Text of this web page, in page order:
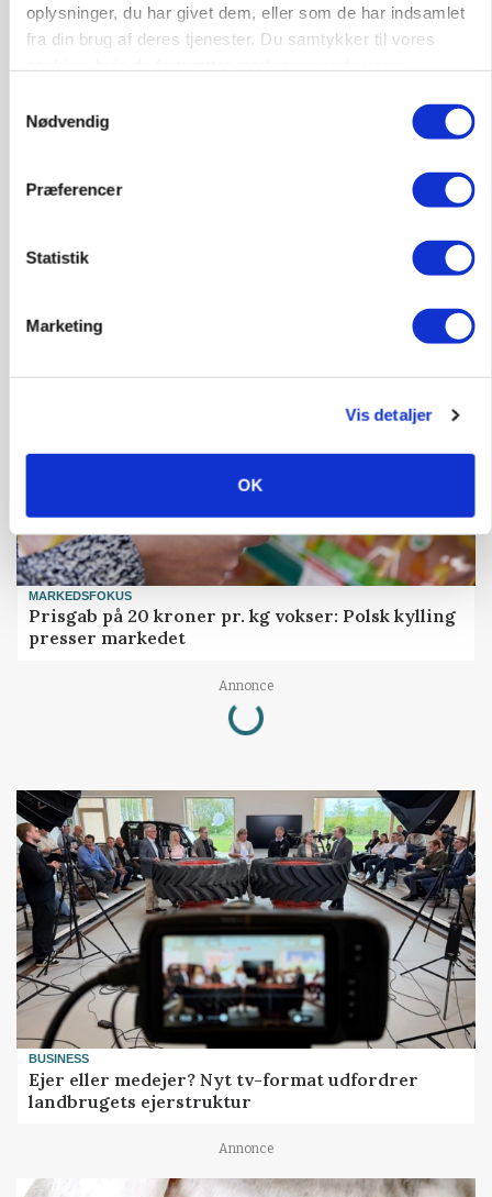
oplysninger, du har givet dem, eller som de har indsamlet
fra din brug af deres tjenester. Du samtykker til vores
Nødvendig
Præferencer
Statistik
Marketing
Vis detaljer
OK
LEDER
Kun landbruget selv kan beslutte, om man vil
MARKEDSFOKUS
Prisgab på 20 kroner pr. kg vokser: Polsk kylling
presser markedet
Annonce
Loading...
BUSINESS
Ejer eller medejer? Nyt tv-format udfordrer
landbrugets ejerstruktur
Annonce